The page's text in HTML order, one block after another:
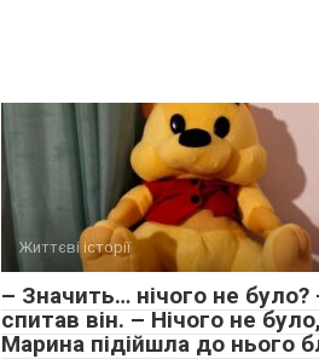
Життєві історії
– Значить… нічого не було?
спитав він. – Нічого не
Марина підійшла до нього